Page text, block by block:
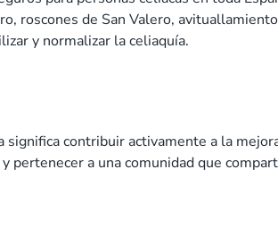
roscones de San Valero,
y normalizar la celiaquía.
contribuir activamente a la
pertenecer a una comunidad que